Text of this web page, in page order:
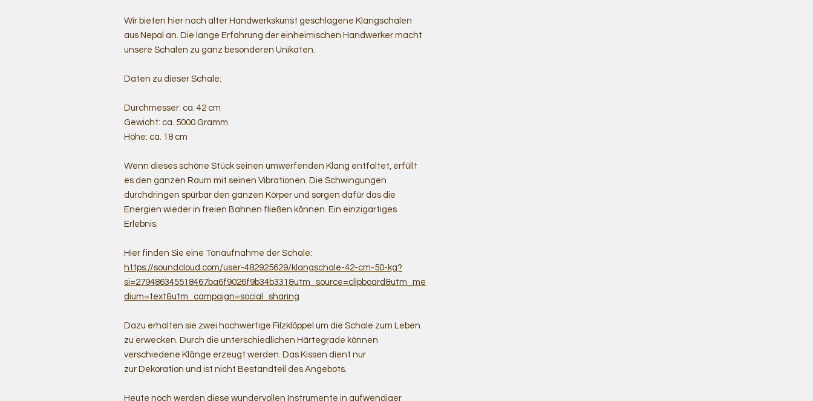
Wir bieten hier nach alter Handwerkskunst geschlagene Klangschalen
aus Nepal an. Die lange Erfahrung der einheimischen Handwerker macht
unsere Schalen zu ganz besonderen Unikaten.
Daten zu dieser Schale:
Durchmesser: ca. 42 cm
Gewicht: ca. 5000 Gramm
Höhe: ca. 18 cm
Wenn dieses schöne Stück seinen umwerfenden Klang entfaltet, erfüllt
es den ganzen Raum mit seinen Vibrationen. Die Schwingungen
durchdringen spürbar den ganzen Körper und sorgen dafür das die
Energien wieder in freien Bahnen fließen können. Ein einzigartiges
Erlebnis.
Hier finden Sie eine Tonaufnahme der Schale:
https://soundcloud.com/user-482925629/klangschale-42-cm-50-kg?
si=279486345518467ba6f9026f9b34b331&utm_source=clipboard&utm_me
dium=text&utm_campaign=social_sharing
Dazu erhalten sie zwei hochwertige Filzklöppel um die Schale zum Leben
zu erwecken. Durch die unterschiedlichen Härtegrade können
verschiedene Klänge erzeugt werden. Das Kissen dient nur
zur Dekoration und ist nicht Bestandteil des Angebots.
Heute noch werden diese wundervollen Instrumente in aufwendiger